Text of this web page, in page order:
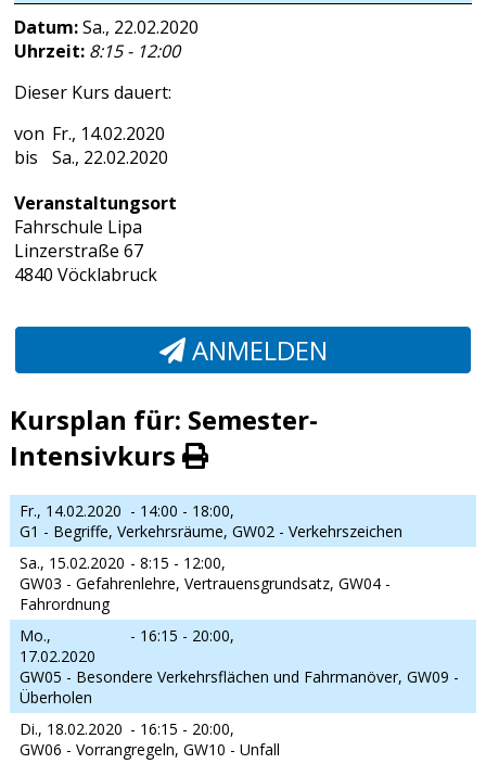
Datum:Sa., 22.02.2020
Uhrzeit: 8:15 - 12:00
Dieser Kurs dauert:
Fr., 14.02.2020
Sa., 22.02.2020
Veranstaltungsort
Fahrschule Lipa
Linzerstraße 67
4840 Vöcklabruck
ANMELDEN
Kursplan für: Semester-
Intensivkurs
Fr., 14.02.2020 - 14:00 - 18:00,
G1 - Begriffe, Verkehrsräume, GW02 - Verkehrszeichen
Sa., 15.02.2020 - 8:15 - 12:00,
GW03 - Gefahrenlehre, Vertrauensgrundsatz, GW04 -
Fahrordnung
Mo.,
17.02.2020
- 16:15 - 20:00,
GW05 - Besondere Verkehrsflächen und Fahrmanöver, GW09 -
Überholen
Di., 18.02.2020 - 16:15 - 20:00,
GW06 - Vorrangregeln, GW10 - Unfall